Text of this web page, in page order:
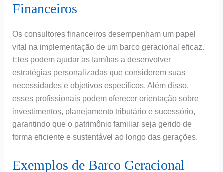
Financeiros
Os consultores financeiros desempenham um papel
vital na implementação de um barco geracional eficaz.
Eles podem ajudar as famílias a desenvolver
estratégias personalizadas que considerem suas
necessidades e objetivos específicos. Além disso,
esses profissionais podem oferecer orientação sobre
investimentos, planejamento tributário e sucessório,
garantindo que o patrimônio familiar seja gerido de
forma eficiente e sustentável ao longo das gerações.
Exemplos de Barco Geracional